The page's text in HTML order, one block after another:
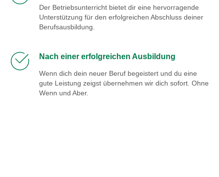
Der Betriebsunterricht bietet dir eine hervorragende
Unterstützung für den erfolgreichen Abschluss deiner
Berufsausbildung.
Nach einer erfolgreichen Ausbildung
Wenn dich dein neuer Beruf begeistert und du eine
gute Leistung zeigst übernehmen wir dich sofort. Ohne
Wenn und Aber.